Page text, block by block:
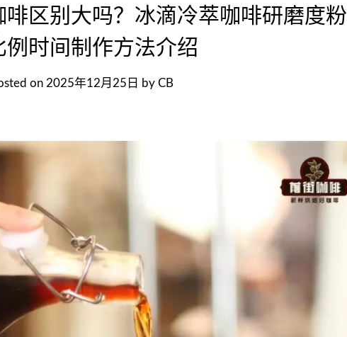
区别大吗？冰滴冷萃咖啡研磨度粉
例时间制作方法介绍
on 2025年12月25日 by CB